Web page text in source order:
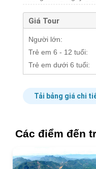
Giá Tour
Người lớn:
Trẻ em 6 - 12 tuổi:
Trẻ em dưới 6 tuổi:
Tải bảng giá chi
Các điểm đến